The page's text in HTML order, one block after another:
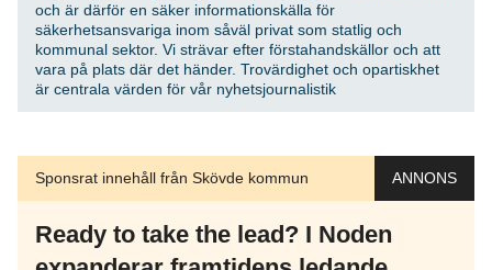
och är därför en säker informationskälla för
säkerhetsansvariga inom såväl privat som statlig och
kommunal sektor. Vi strävar efter förstahandskällor och att
vara på plats där det händer. Trovärdighet och opartiskhet
är centrala värden för vår nyhetsjournalistik
Sponsrat innehåll från Skövde kommun ANNONS
Ready to take the lead? I Noden